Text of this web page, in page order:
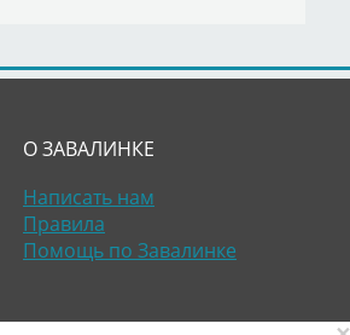
О ЗАВАЛИНКЕ
Написать нам
Правила
Помощь по Завалинке